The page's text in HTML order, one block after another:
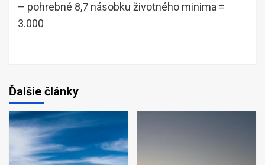
– pohrebné 8,7 násobku životného minima =
3.000
Ďalšie články